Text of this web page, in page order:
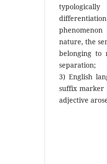
nature, the
belonging to
separation;
3) English
suffix marker
adjective